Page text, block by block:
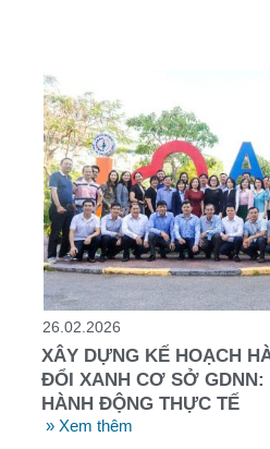
26.02.2026
XÂY DỰNG KẾ HOẠCH
ĐỔI XANH CƠ SỞ
HÀNH ĐỘNG THỰC TẾ
» Xem thêm